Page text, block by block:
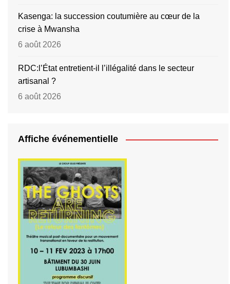
Kasenga: la succession coutumière au cœur de la
crise à Mwansha
6 août 2026
RDC:l’État entretient-il l’illégalité dans le secteur
artisanal ?
6 août 2026
Affiche événementielle